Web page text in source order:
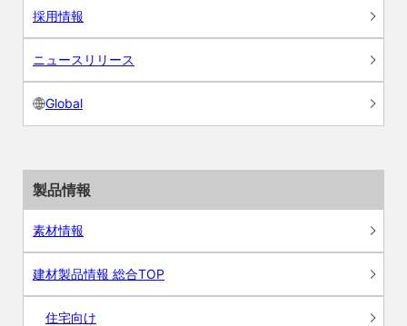
採用情報
ニュースリリース
Global
製品情報
素材情報
建材製品情報 総合TOP
住宅向け